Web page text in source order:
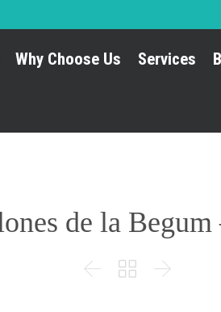
Why Choose Us Services
de la
  